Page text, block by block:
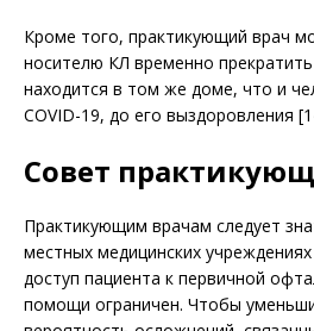
Кроме того, практикующий врач
носителю КЛ временно
находится в том же доме, что и
COVID-19, до его выздоровления
Совет
Практикующим врачам следует
местных медицинских
доступ пациента к первичной
помощи ограничен. Чтобы